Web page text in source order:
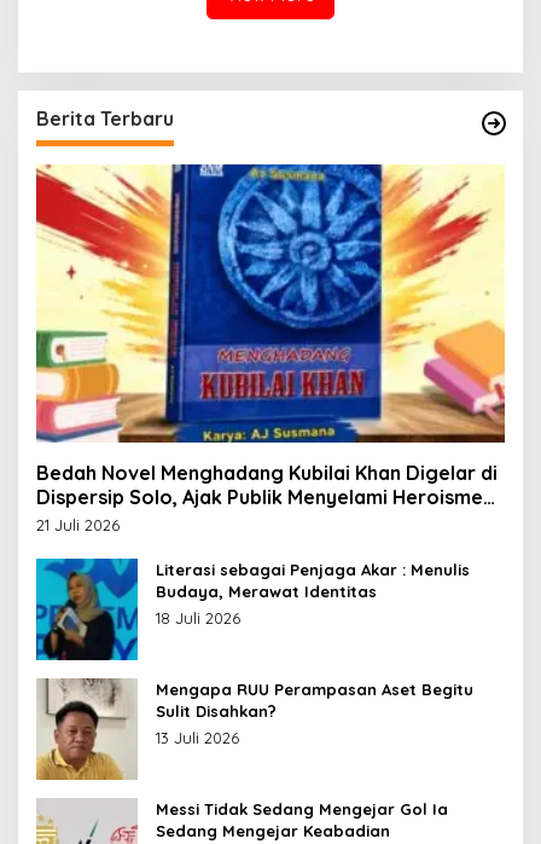
Berita Terbaru
Bedah Novel Menghadang Kubilai Khan Digelar di
Dispersip Solo, Ajak Publik Menyelami Heroisme
Leluhur Nusantara
21 Juli 2026
Literasi sebagai Penjaga Akar : Menulis
Budaya, Merawat Identitas
18 Juli 2026
Mengapa RUU Perampasan Aset Begitu
Sulit Disahkan?
13 Juli 2026
Messi Tidak Sedang Mengejar Gol Ia
Sedang Mengejar Keabadian